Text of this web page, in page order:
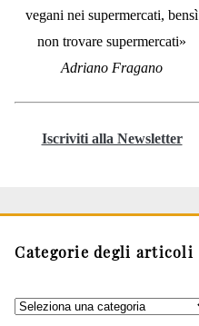
vegani nei supermercati, bensì
non trovare supermercati»
Adriano Fragano
Iscriviti alla Newsletter
Categorie degli articoli
Categorie